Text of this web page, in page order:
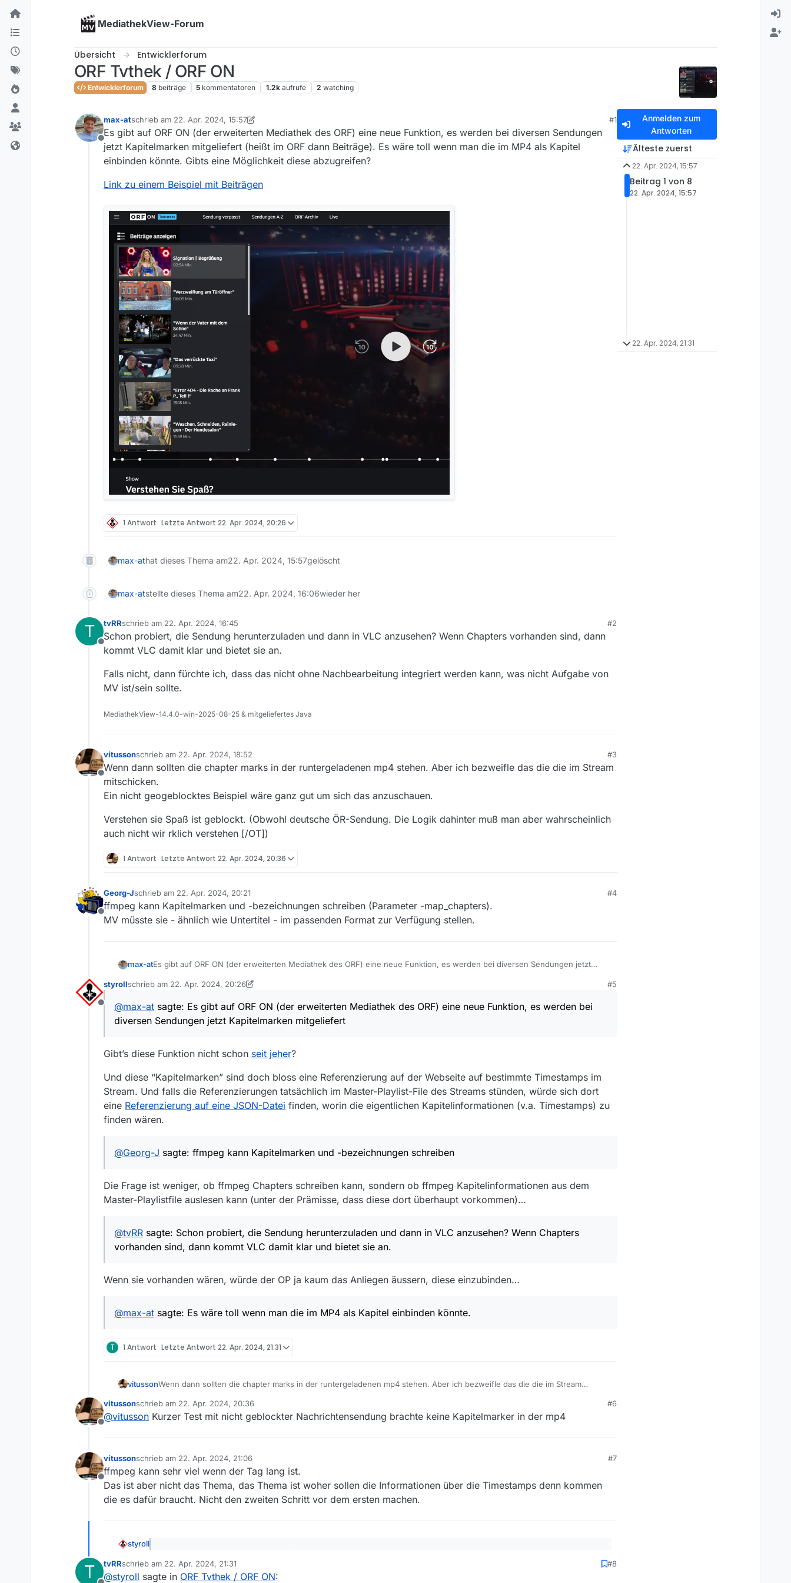
Skip to content
MediathekView-Forum
Übersicht Entwicklerforum
ORF Tvthek / ORF ON
Entwicklerforum 8 beiträge 5 kommentatoren 1.2k aufrufe 2 watching
Offline
max-atschrieb am 22. Apr. 2024, 15:57
zuletzt editiert von max-at
#1
Es gibt auf ORF ON (der erweiterten Mediathek des ORF) eine neue Funktion, es werden bei diversen Sendungen
jetzt Kapitelmarken mitgeliefert (heißt im ORF dann Beiträge). Es wäre toll wenn man die im MP4 als Kapitel
einbinden könnte. Gibts eine Möglichkeit diese abzugreifen?
Link zu einem Beispiel mit Beiträgen
1 Antwort Letzte Antwort 22. Apr. 2024, 20:26
max-athat dieses Thema am22. Apr. 2024, 15:57gelöscht
max-atstellte dieses Thema am22. Apr. 2024, 16:06wieder her
T
Offline
tvRRschrieb am 22. Apr. 2024, 16:45
zuletzt editiert von
#2
Schon probiert, die Sendung herunterzuladen und dann in VLC anzusehen? Wenn Chapters vorhanden sind, dann
kommt VLC damit klar und bietet sie an.
Falls nicht, dann fürchte ich, dass das nicht ohne Nachbearbeitung integriert werden kann, was nicht Aufgabe von
MV ist/sein sollte.
MediathekView-14.4.0-win-2025-08-25 & mitgeliefertes Java
Offline
vitussonschrieb am 22. Apr. 2024, 18:52
zuletzt editiert von
#3
Wenn dann sollten die chapter marks in der runtergeladenen mp4 stehen. Aber ich bezweifle das die die im Stream
mitschicken.
Ein nicht geogeblocktes Beispiel wäre ganz gut um sich das anzuschauen.
Verstehen sie Spaß ist geblockt. (Obwohl deutsche ÖR-Sendung. Die Logik dahinter muß man aber wahrscheinlich
auch nicht wir rklich verstehen [/OT])
1 Antwort Letzte Antwort 22. Apr. 2024, 20:36
Offline
Georg-Jschrieb am 22. Apr. 2024, 20:21
zuletzt editiert von
#4
ffmpeg kann Kapitelmarken und -bezeichnungen schreiben (Parameter -map_chapters).
MV müsste sie - ähnlich wie Untertitel - im passenden Format zur Verfügung stellen.
max-atEs gibt auf ORF ON (der erweiterten Mediathek des ORF) eine neue Funktion, es werden bei diversen Sendungen jetzt
Gibts eine Möglichkeit diese abzugreifen?
Link zu einem Beispiel mit Beiträgen
Offline
styrollschrieb am 22. Apr. 2024, 20:26
zuletzt editiert von styroll
#5
@max-at sagte: Es gibt auf ORF ON (der erweiterten Mediathek des ORF) eine neue Funktion, es werden bei
diversen Sendungen jetzt Kapitelmarken mitgeliefert
Gibt’s diese Funktion nicht schon seit jeher?
Und diese “Kapitelmarken” sind doch bloss eine Referenzierung auf der Webseite auf bestimmte Timestamps im
Stream. Und falls die Referenzierungen tatsächlich im Master-Playlist-File des Streams stünden, würde sich dort
eine Referenzierung auf eine JSON-Datei finden, worin die eigentlichen Kapitelinformationen (v.a. Timestamps) zu
finden wären.
@Georg-J sagte: ffmpeg kann Kapitelmarken und -bezeichnungen schreiben
Die Frage ist weniger, ob ffmpeg Chapters schreiben kann, sondern ob ffmpeg Kapitelinformationen aus dem
Master-Playlistfile auslesen kann (unter der Prämisse, dass diese dort überhaupt vorkommen)…
@tvRR sagte: Schon probiert, die Sendung herunterzuladen und dann in VLC anzusehen? Wenn Chapters
vorhanden sind, dann kommt VLC damit klar und bietet sie an.
Wenn sie vorhanden wären, würde der OP ja kaum das Anliegen äussern, diese einzubinden…
@max-at sagte: Es wäre toll wenn man die im MP4 als Kapitel einbinden könnte.
T 1 Antwort Letzte Antwort 22. Apr. 2024, 21:31
vitussonWenn dann sollten die chapter marks in der runtergeladenen mp4 stehen. Aber ich bezweifle das die die im Stream
Ein nicht geogeblocktes Beispiel wäre ganz gut um sich das anzuschauen.
Verstehen sie Spaß ist geblockt. (Obwohl deutsche ÖR-Sendung. Die Logik dahinter muß man aber wahrscheinlich auch
nicht wir rklich verstehen [/OT])
Offline
vitussonschrieb am 22. Apr. 2024, 20:36
zuletzt editiert von
#6
@vitusson Kurzer Test mit nicht geblockter Nachrichtensendung brachte keine Kapitelmarker in der mp4
Offline
vitussonschrieb am 22. Apr. 2024, 21:06
zuletzt editiert von
#7
ffmpeg kann sehr viel wenn der Tag lang ist.
Das ist aber nicht das Thema, das Thema ist woher sollen die Informationen über die Timestamps denn kommen
die es dafür braucht. Nicht den zweiten Schritt vor dem ersten machen.
styroll
Sendungen jetzt Kapitelmarken mitgeliefert
Gibt’s diese Funktion nicht schonseit jeher
T tvRRschrieb am 22. Apr. 2024, 21:31
zuletzt editiert von
#8
@styroll sagte in ORF Tvthek / ORF ON:
Anmelden zum
Antworten
Älteste zuerst
22. Apr. 2024, 15:57
Beitrag 1 von 8
22. Apr. 2024, 15:57
22. Apr. 2024, 21:31